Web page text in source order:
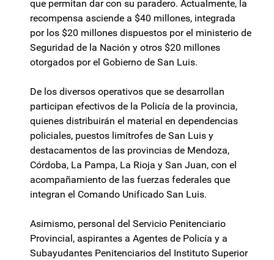
que permitan dar con su paradero. Actualmente, la
recompensa asciende a $40 millones, integrada
por los $20 millones dispuestos por el ministerio de
Seguridad de la Nación y otros $20 millones
otorgados por el Gobierno de San Luis.
De los diversos operativos que se desarrollan
participan efectivos de la Policía de la provincia,
quienes distribuirán el material en dependencias
policiales, puestos limítrofes de San Luis y
destacamentos de las provincias de Mendoza,
Córdoba, La Pampa, La Rioja y San Juan, con el
acompañamiento de las fuerzas federales que
integran el Comando Unificado San Luis.
Asimismo, personal del Servicio Penitenciario
Provincial, aspirantes a Agentes de Policía y a
Subayudantes Penitenciarios del Instituto Superior